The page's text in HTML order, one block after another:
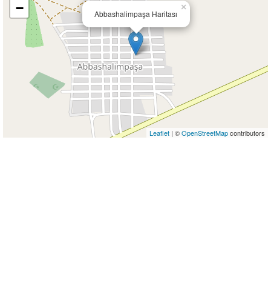
Abbashalimpaşa Haritası
×
−
Leaflet | ©OpenStreetMapcontributors